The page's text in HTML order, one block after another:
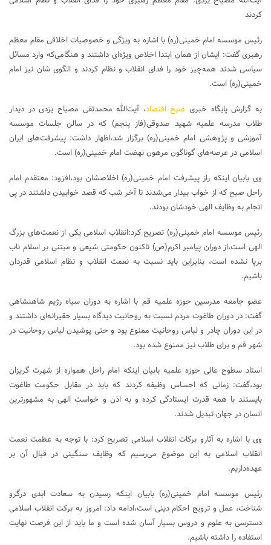
کردند
رئیس موسسه امام خمینی(ره) با اشاره به ویژگی و خصوصیات اخلاقی مقام معظم
رهبری گفت: ایشان از همان ابتدا اخلاص ویژه‌ای داشتند و هنگامی‌که وارد مسائل
سیاسی شدند همه‌چیز خود را فدای انقلاب و نظام کردند و الگوی شان نیز امام
خمینی(ره) است.
به گزارش پایگاه خبری صبح اقتصاد، آیت‌الله محمدتقی مصباح یزدی در دیدار
طلاب مدرسه علمیه شهید صدوقی(فاز پنجم) که در سالن جلسات موسسه
آموزشی و پژوهشی امام خمینی(ره) برگزار شد،اظهار داشت: پیشرفت‌های ایران
اسلامی در عرصه‌های گوناگون مرهون نهضت امام خمینی(ره) است.
وی بابیان اینکه راز پیشرفت امام خمینی(ره) اخلاصشان بود،افزود: معتقدم امام
راحل صبح که از خواب بیدار می‌شدند تا آخر شب که قصد خوابیدن داشتند در پی
انجام به وظایف الهی خودشان بودند.
رئیس موسسه امام خمینی(ره) تصریح کرد:انقلاب اسلامی یکی از نعمت‌های بزرگ
الهی است،از دوران پیامبر اکرم(ص) تاکنون حکومتی شیعی و مبتنی بر اسلام ناب
برپا نشده است، بنابراین باید نسبت به نعمت انقلاب و نظام اسلامی قدردان
باشیم.
عضو جامعه مدرسین حوزه علمیه قم با اشاره به دوران سیاه رژیم شاهنشاهی
گفت: در دوران طاغوت مردم نسبت به روحانیت دیدگاه بسیار حقیرانه‌ای داشتند و
در این دوران چادر و لباس روحانیت ممنوع بود و حتی پوشیدن لباس روحانیت در
شهر قم و برای طلاب نیز ممنوع شده بود.
استاد سطوح عالی حوزه علمیه بابیان اینکه امام راحل همواره از شهرت گریزان
بود،گفت: زمانی که احساس وظیفه کردند که باید در مقابل حکومت طاغوت
بایستند با همه قدرت ایستادگی کرده و به اذن و خواست الهی به مشهورترین
انسان در جهان تبدیل شدند.
وی با اشاره به آثارو برکات انقلاب اسلامی تصریح کرد: با توجه به عظمت نعمت
انقلاب اسلامی به این موضوع می‌رسیم که وظایف سنگینی در قبال آن بر
عهده‌داریم.
رئیس موسسه امام خمینی(ره) بابیان اینکه رسیدن به سعادت ابدی درگرو
شناخت، عمل و ترویج احکام دینی است،ادامه داد: امروز به برکت انقلاب اسلامی
دسترسی به علوم و دروس بسیار آسان شده است و ما باید از این فرصت نهایت
استفاده را داشته باشیم.